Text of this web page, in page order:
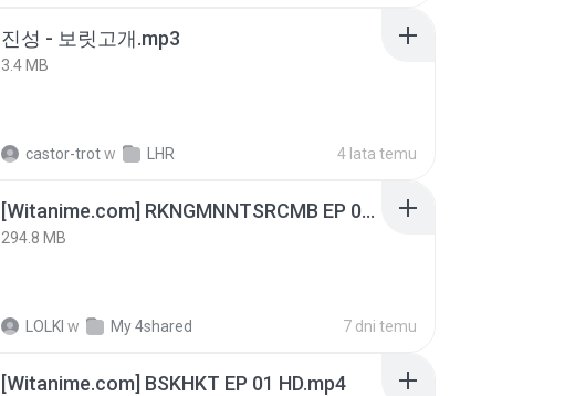
진성 - 보릿고개.mp3
3.4 MB
castor-trotw LHR 4 lata temu
[Witanime.com] RKNGMNNTSRCMB EP 06 HD.mp4
294.8 MB
LOLKI w My 4shared 7 dni temu
[Witanime.com] BSKHKT EP 01 HD.mp4